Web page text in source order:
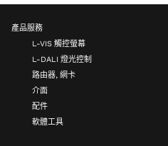
產品服務
L-VIS 觸控螢幕
L-DALI 燈光控制
路由器, 網卡
介面
配件
軟體工具